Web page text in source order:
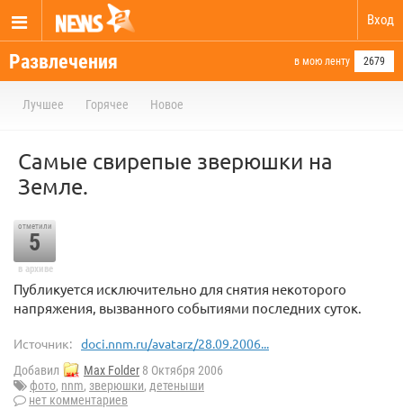
Вход
Развлечения в мою ленту 2679
Лучшее Горячее Новое
Самые свирепые зверюшки на
Земле.
отметили
5
в архиве
Публикуется исключительно для снятия некоторого
напряжения, вызванного событиями последних суток.
Источник: doci.nnm.ru/avatarz/28.09.2006...
Добавил Max Folder 8 Октября 2006
фото, nnm, зверюшки, детеныши
нет комментариев